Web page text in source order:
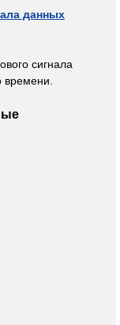
данных
сигнала